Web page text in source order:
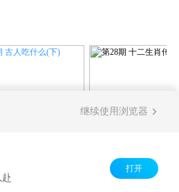
备06050721号-1
继续使用浏览器
打开